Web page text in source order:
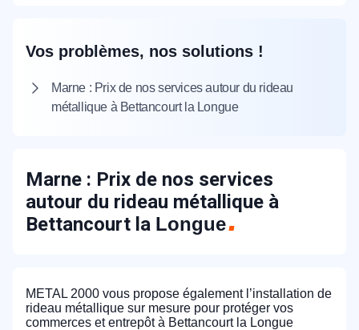
Vos problèmes, nos solutions !
Marne : Prix de nos services autour du rideau
métallique à Bettancourt la Longue
Marne : Prix de nos services
autour du rideau métallique à
Bettancourt la Longue
METAL 2000 vous propose également l’installation de
rideau métallique sur mesure pour protéger vos
commerces et entrepôt à Bettancourt la Longue